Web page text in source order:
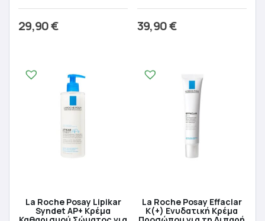
29,90€ 39,90€
La Roche Posay Lipikar
Syndet AP+ Κρέμα
La Roche Posay Effaclar
K(+) Ενυδατική Κρέμα